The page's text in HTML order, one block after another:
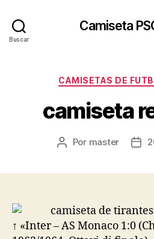
Buscar
Camiseta
CAMISETAS DE
camiseta
Autor
Por master
↑ «Inter – AS Monaco 1:0